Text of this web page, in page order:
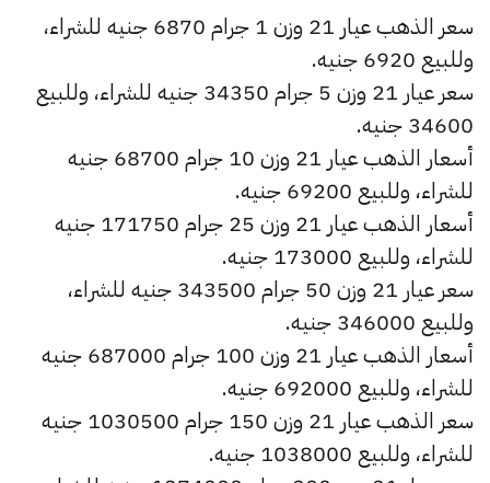
سعر الذهب عيار 21 وزن 1 جرام 6870 جنيه للشراء،
وللبيع 6920 جنيه.
سعر عيار 21 وزن 5 جرام 34350 جنيه للشراء، وللبيع
34600 جنيه.
أسعار الذهب عيار 21 وزن 10 جرام 68700 جنيه
للشراء، وللبيع 69200 جنيه.
أسعار الذهب عيار 21 وزن 25 جرام 171750 جنيه
للشراء، وللبيع 173000 جنيه.
سعر عيار 21 وزن 50 جرام 343500 جنيه للشراء،
وللبيع 346000 جنيه.
أسعار الذهب عيار 21 وزن 100 جرام 687000 جنيه
للشراء، وللبيع 692000 جنيه.
سعر الذهب عيار 21 وزن 150 جرام 1030500 جنيه
للشراء، وللبيع 1038000 جنيه.